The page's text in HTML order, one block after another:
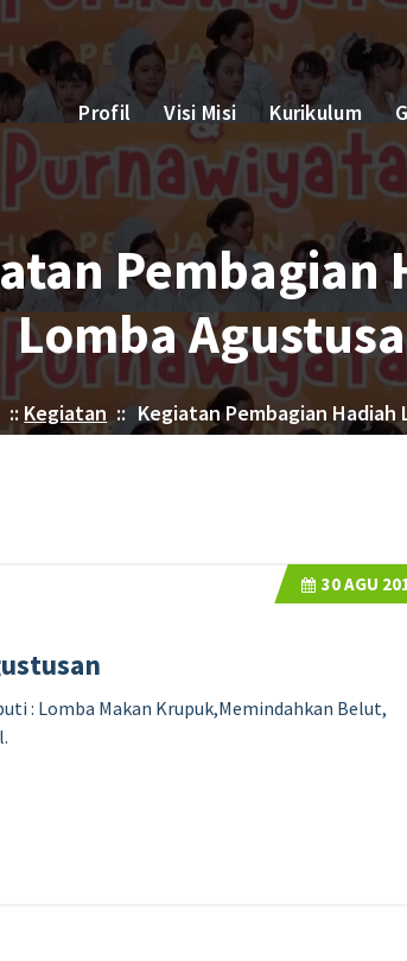
Profil Visi Misi Kurikulum
Pembagian
Lomba
:: Kegiatan :: Kegiatan Pembagian Hadiah
30AGU
: Lomba Makan Krupuk,Memindahkan Belut,